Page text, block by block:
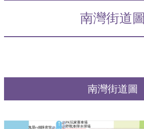
南灣街道圖
南灣街道圖
PK玩家賽車場
鬼屋vs鐵珠密室 野戰漆彈/水彈場